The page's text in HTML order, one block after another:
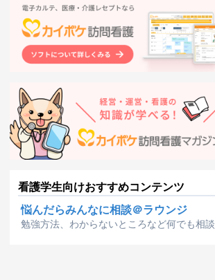
看護学生向けおすすめコンテンツ
悩んだらみんなに相談＠ラウンジ
勉強方法、わからないところなど何でも相談